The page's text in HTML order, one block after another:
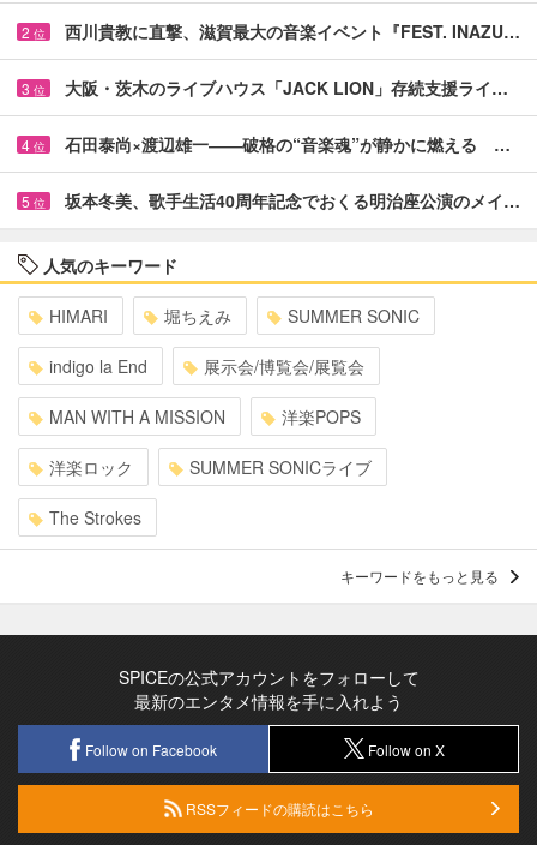
2 位 西川貴教に直撃、滋賀最大の音楽イベント『FEST. INAZU…
3 位 大阪・茨木のライブハウス「JACK LION」存続支援ライ…
4 位 石田泰尚×渡辺雄一――破格の“音楽魂”が静かに燃える …
5 位 坂本冬美、歌手生活40周年記念でおくる明治座公演のメイ…
人気のキーワード
HIMARI 堀ちえみ SUMMER SONIC
indigo la End 展示会/博覧会/展覧会
MAN WITH A MISSION 洋楽POPS
洋楽ロック SUMMER SONICライブ
The Strokes
キーワードをもっと見る
SPICEの公式アカウントをフォローして
最新のエンタメ情報を手に入れよう
Follow on Facebook Follow on X
RSSフィードの購読はこちら